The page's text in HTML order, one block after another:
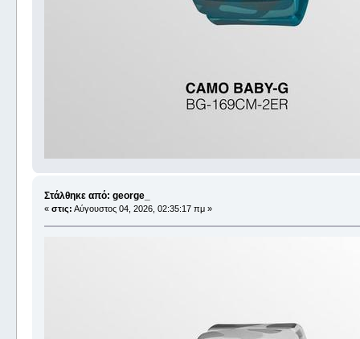
Στάλθηκε από: george_
« στις: Αύγουστος 04, 2026, 02:35:17 πμ »